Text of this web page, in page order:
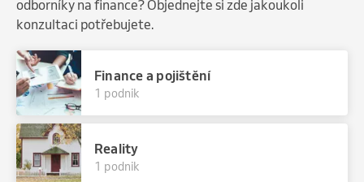
odborníky na finance? Objednejte si zde jakoukoli
konzultaci potřebujete.
Finance a pojištění
1 podnik
Reality
1 podnik